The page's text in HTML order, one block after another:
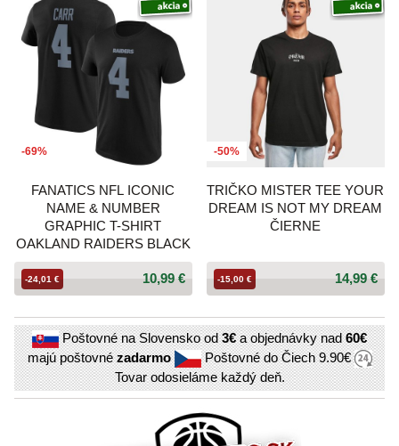
-69%
FANATICS NFL ICONIC
NAME & NUMBER
GRAPHIC T-SHIRT
OAKLAND RAIDERS BLACK
10,99 €
-24,01 €
-50%
TRIČKO MISTER TEE YOUR
DREAM IS NOT MY DREAM
ČIERNE
14,99 €
-15,00 €
Poštovné na Slovensko od3€a objednávky nad60€
majú poštovnézadarmo Poštovné do Čiech9.90€
Tovar odosieláme každý deň.